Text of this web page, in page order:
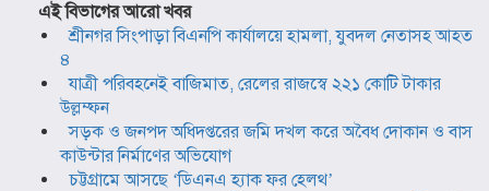
এই বিভাগের আরো খবর
শ্রীনগর সিংপাড়া বিএনপি কার্যালয়ে হামলা, যুবদল নেতাসহ আহত
৪
যাত্রী পরিবহনেই বাজিমাত, রেলের রাজস্বে ২২১ কোটি টাকার
উল্লম্ফন
সড়ক ও জনপদ অধিদপ্তরের জমি দখল করে অবৈধ দোকান ও বাস
কাউন্টার নির্মাণের অভিযোগ
চট্টগ্রামে আসছে ‘ডিএনএ হ্যাক ফর হেলথ’